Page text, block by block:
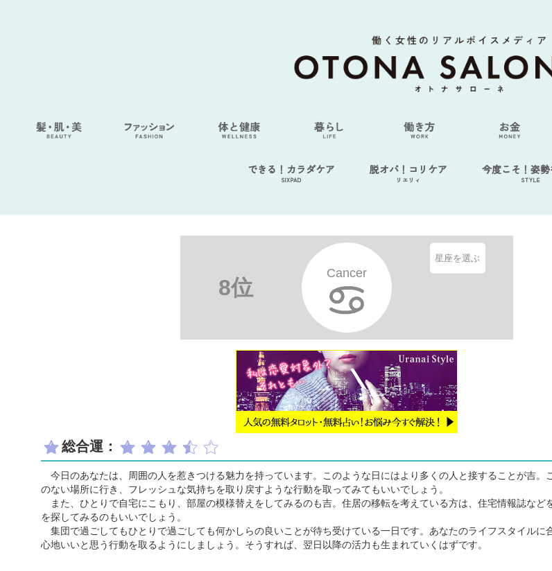
できる！カラダケア
SIXPAD
脱オバ！コリケア
リエリィ
今度こそ！姿
STYLE
8位
Cancer
星座を選ぶ
総合運：
今日のあなたは、周囲の人を惹きつける魅力を持っています。このような日にはより多くの人と接することが吉。
のない場所に行き、フレッシュな気持ちを取り戻すような行動を取ってみてもいいでしょう。
また、ひとりで自宅にこもり、部屋の模様替えをしてみるのも吉。住居の移転を考えている方は、住宅情報誌など
を探してみるのもいいでしょう。
集団で過ごしてもひとりで過ごしても何かしらの良いことが待ち受けている一日です。あなたのライフスタイルに
心地いいと思う行動を取るようにしましょう。そうすれば、翌日以降の活力も生まれていくはずです。